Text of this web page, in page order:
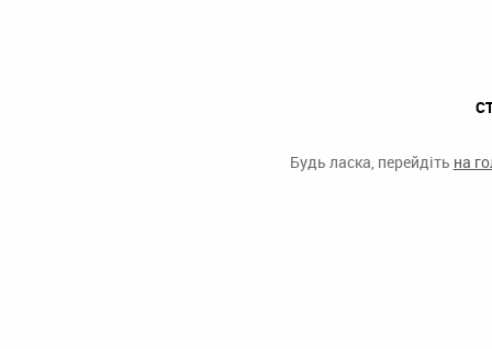
Будь ласка, перейдіть на